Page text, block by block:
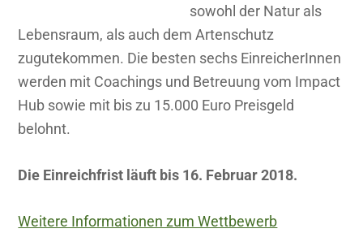
sowohl der Natur als
Lebensraum, als auch dem Artenschutz
zugutekommen. Die besten sechs EinreicherInnen
werden mit Coachings und Betreuung vom Impact
Hub sowie mit bis zu 15.000 Euro Preisgeld
belohnt.
Die Einreichfrist läuft bis 16. Februar 2018.
Weitere Informationen zum Wettbewerb